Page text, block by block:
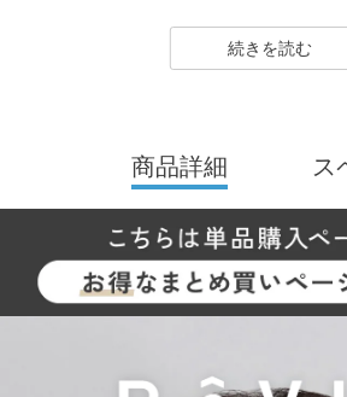
1day（ワンデー）／1month（ワンマンス
／Blue Light Barrier（ブルーライトバリア
らも印象的な瞳を演出します。
2026年には、ブランド誕生から10周年を
ージモデルに KIM CHAEWON（キム・チ
し、イメージを一新しました。
新シリーズとして、CLEAR 2week（クリ
裸眼風のナチュラルデザインから、さりげ
商品詳細 ス